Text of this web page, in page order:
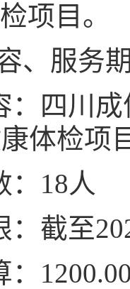
项目。
、服务
：四川
体检项
：18人
：截至
：